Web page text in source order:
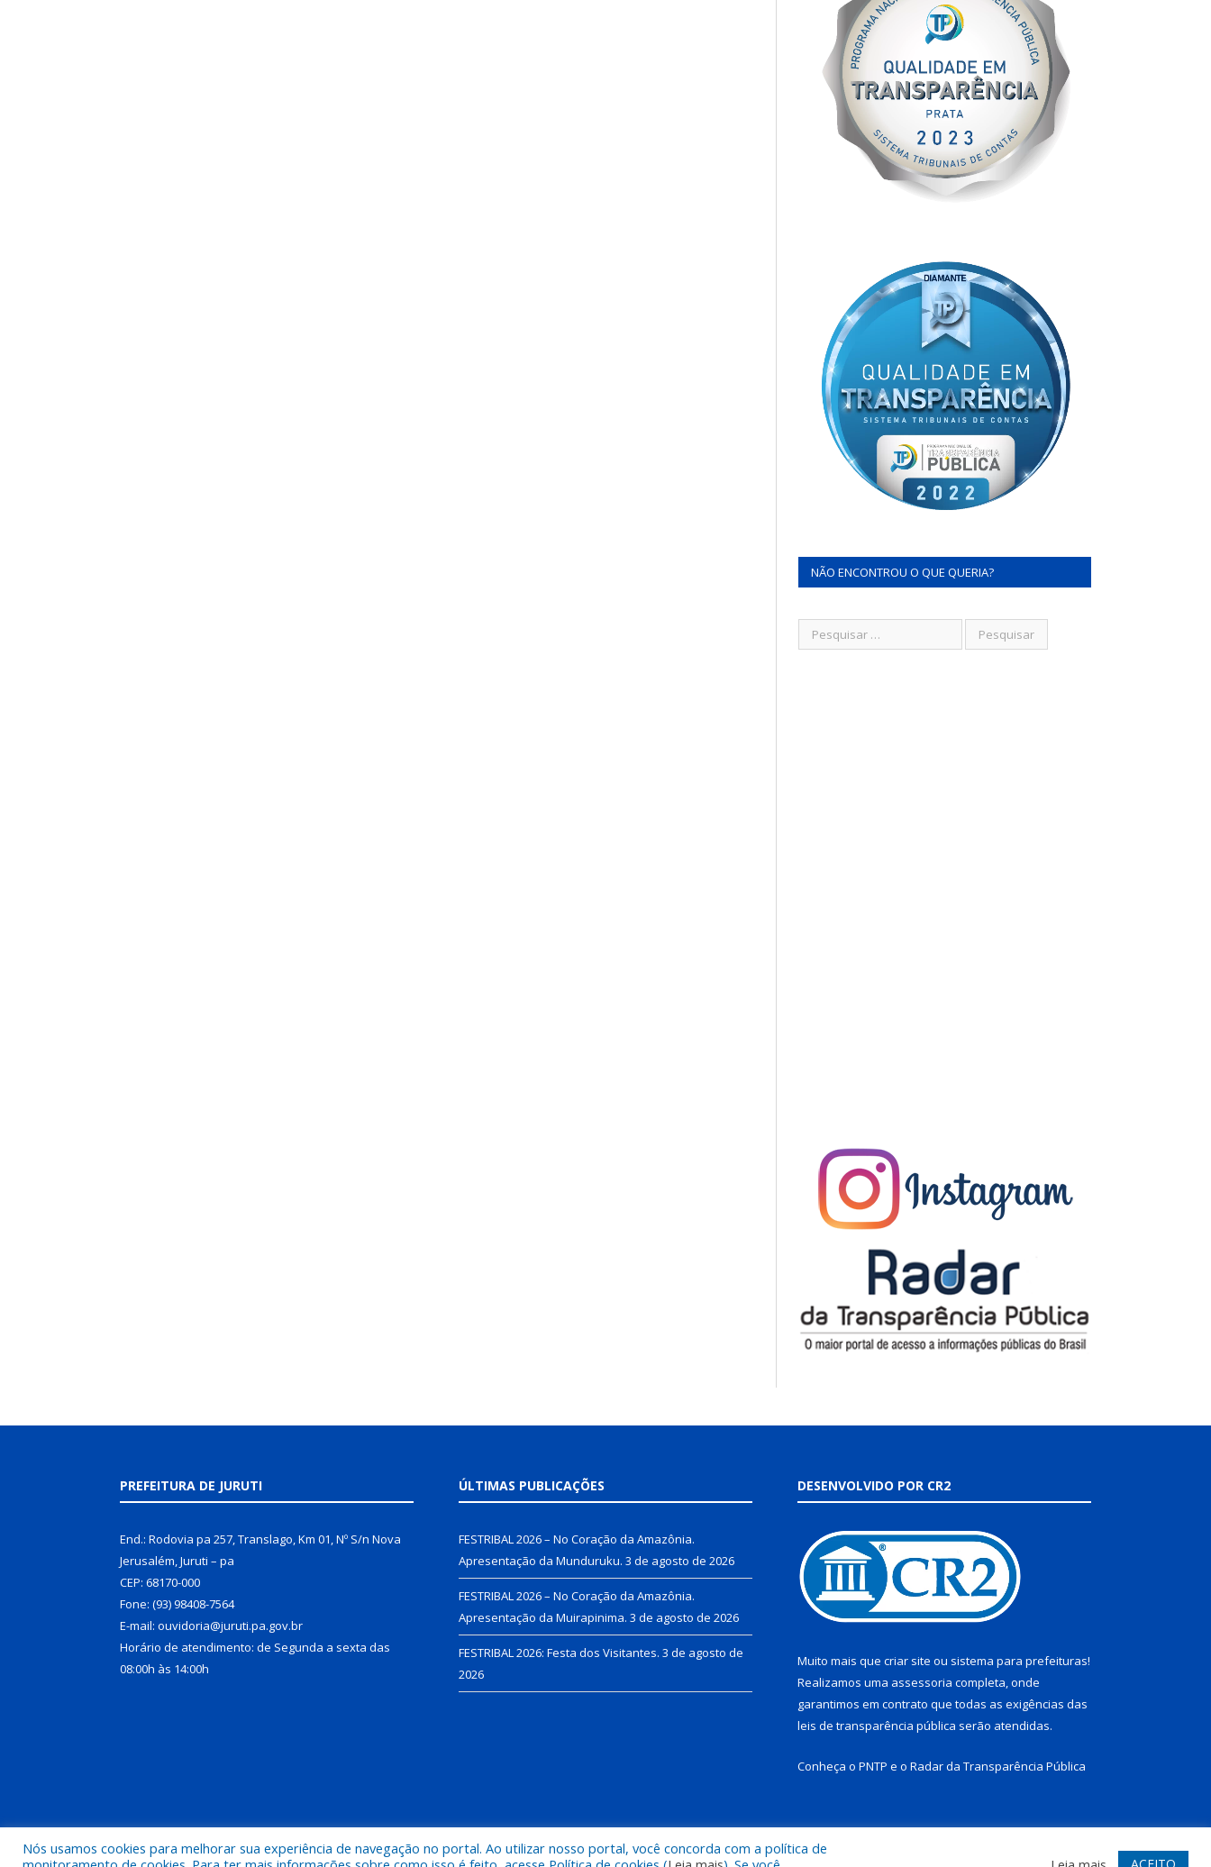
NÃO ENCONTROU O QUE QUERIA?
PREFEITURA DE JURUTI
End.: Rodovia pa 257, Translago, Km 01, Nº S/n Nova
Jerusalém, Juruti – pa
CEP: 68170-000
Fone: (93) 98408-7564
E-mail: ouvidoria@juruti.pa.gov.br
Horário de atendimento: de Segunda a sexta das
08:00h às 14:00h
ÚLTIMAS PUBLICAÇÕES
FESTRIBAL 2026 – No Coração da Amazônia.
Apresentação da Munduruku. 3 de agosto de 2026
FESTRIBAL 2026 – No Coração da Amazônia.
Apresentação da Muirapinima. 3 de agosto de 2026
FESTRIBAL 2026: Festa dos Visitantes. 3 de agosto de
2026
DESENVOLVIDO POR CR2
Muito mais que criar site ou sistema para prefeituras!
Realizamos uma assessoria completa, onde
garantimos em contrato que todas as exigências das
leis de transparência pública serão atendidas.
Conheça o PNTP e o Radar da Transparência Pública
Todos os direitos reservados a Prefeitura Municipal de Juruti. Mapa do Site Acessar Webmail
Nós usamos cookies para melhorar sua experiência de navegação no portal. Ao utilizar nosso portal, você concorda com a política de
ACEITO